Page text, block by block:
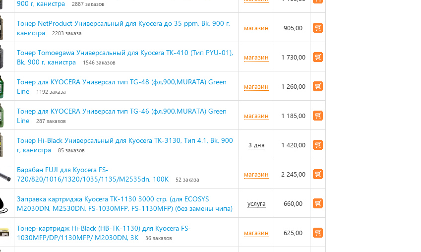
900 г, канистра
2887 заказов
Тонер NetProduct Универсальный для Kyocera до 35 ppm, Bk, 900 г,
канистра
2203 заказа
магазин 905,00
Тонер Tomoegawa Универсальный для Kyocera TK-410 (Тип PYU-01),
Bk, 900 г, канистра
1546 заказов
магазин 1 730,00
Тонер для KYOCERA Универсал тип TG-48 (фл,900,MURATA) Green
Line
1192 заказа
магазин 1 260,00
Тонер для KYOCERA Универсал тип TG-46 (фл,900,MURATA) Green
Line
287 заказов
магазин 1 185,00
Тонер Hi-Black Универсальный для Kyocera TK-3130, Тип 4.1, Bk, 900
г, канистра
85 заказов
3 дня 1 420,00
Барабан FUJI для Kyocera FS-
720/820/1016/1320/1035/1135/M2535dn, 100K
52 заказа
магазин 2 245,00
Заправка картриджа Kyocera TK-1130 3000 стр. (для ECOSYS
M2030DN, M2530DN, FS-1030MFP, FS-1130MFP) (без замены чипа)
услуга 660,00
Тонер-картридж Hi-Black (HB-TK-1130) для Kyocera FS-
1030MFP/DP/1130MFP/ M2030DN, 3K
36 заказов
магазин 625,00